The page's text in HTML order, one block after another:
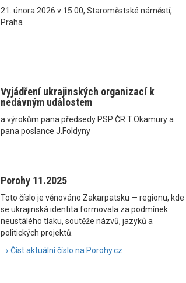
21. února 2026 v 15:00, Staroměstské náměstí,
Praha
Vyjádření ukrajinských organizací k
nedávným událostem
a výrokům pana předsedy PSP ČR T.Okamury a
pana poslance J.Foldyny
Porohy 11.2025
Toto číslo je věnováno Zakarpatsku — regionu, kde
se ukrajinská identita formovala za podmínek
neustálého tlaku, soutěže názvů, jazyků a
politických projektů.
→ Číst aktuální číslo na Porohy.cz